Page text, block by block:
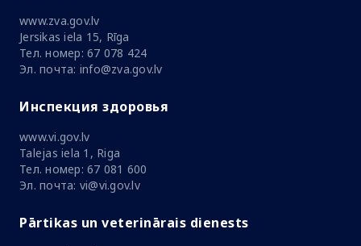
www.zva.gov.lv
Jersikas iela 15, Rīga
Тел. номер: 67 078 424
Эл. почта: info@zva.gov.lv
Инспекция здоровья
www.vi.gov.lv
Talejas iela 1, Riga
Тел. номер: 67 081 600
Эл. почта: vi@vi.gov.lv
Pārtikas un veterinārais dienests